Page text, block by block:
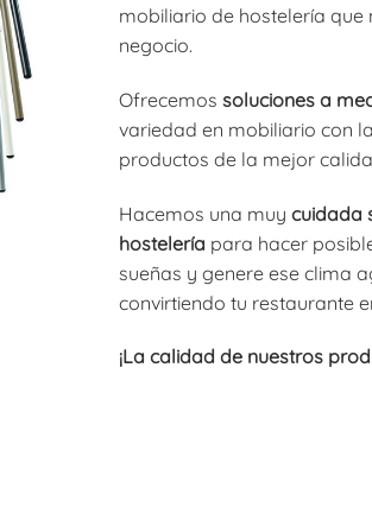
mobiliario de hostelería
negocio.
Ofrecemos soluciones a
variedad en mobiliario con
productos de la mejor
Hacemos una muy cuidada
hostelería para hacer
sueñas y genere ese clima
convirtiendo tu restaurante
¡La calidad de nuestros